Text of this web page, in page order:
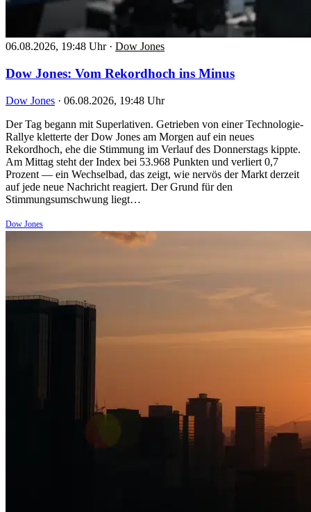
06.08.2026, 19:48 Uhr · Dow Jones
Dow Jones: Vom Rekordhoch ins Minus
Dow Jones · 06.08.2026, 19:48 Uhr
Der Tag begann mit Superlativen. Getrieben von einer Technologie-
Rallye kletterte der Dow Jones am Morgen auf ein neues
Rekordhoch, ehe die Stimmung im Verlauf des Donnerstags kippte.
Am Mittag steht der Index bei 53.968 Punkten und verliert 0,7
Prozent — ein Wechselbad, das zeigt, wie nervös der Markt derzeit
auf jede neue Nachricht reagiert. Der Grund für den
Stimmungsumschwung liegt…
Dow Jones